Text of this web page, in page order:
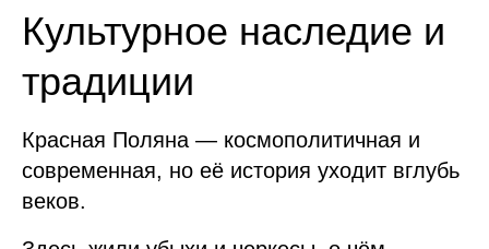
Культурное наследие и
традиции
Красная Поляна — космополитичная и
современная, но её история уходит вглубь
веков.